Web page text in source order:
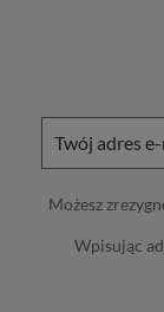
Możesz
Wpisując